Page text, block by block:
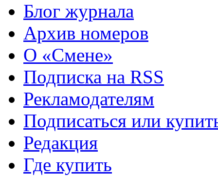
Блог журнала
Архив номеров
О «Смене»
Подписка на RSS
Рекламодателям
Подписаться или
Редакция
Где купить